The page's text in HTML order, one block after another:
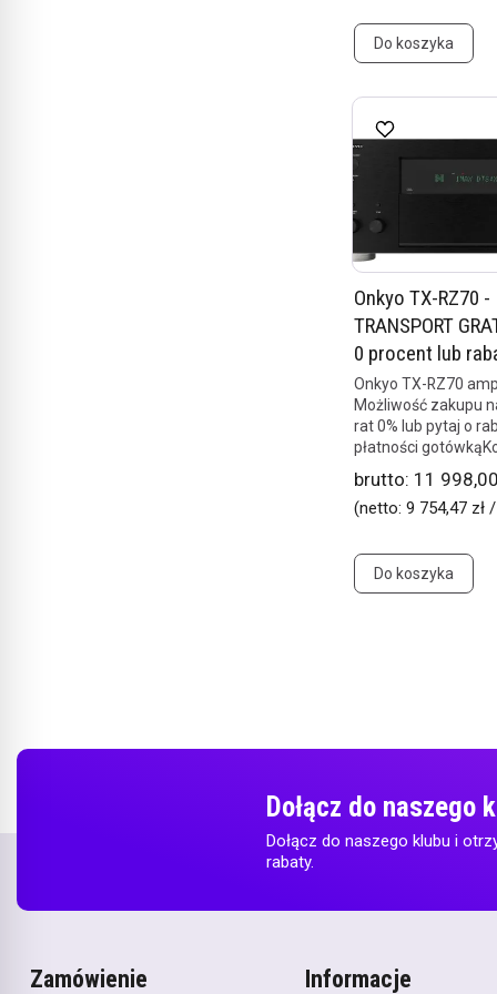
Do koszyka
Onkyo TX-RZ70 -
TRANSPORT
0 procent lub
Onkyo TX-RZ70
Możliwość zakupu
rat 0% lub pytaj o
płatności
brutto: 11
(netto: 9 754,47 zł
Do koszyka
Dołącz do naszego
Dołącz do naszego klubu i
rabaty.
Zamówienie Informacje